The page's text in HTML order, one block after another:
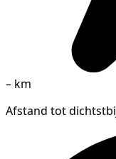
– km
Afstand tot